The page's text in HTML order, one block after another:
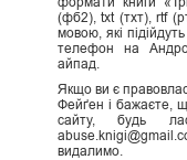
(фб2), txt (тхт), rtf
мовою, які
телефон на
айпад.
Якщо ви є
Фейґен і бажаєте,
сайту, будь
видалимо.